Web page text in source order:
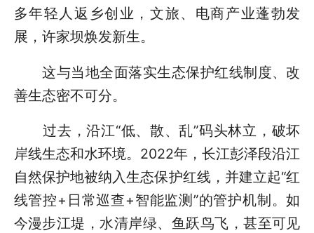
多年轻人返乡创业，文旅、电商产业蓬勃发
展，许家坝焕发新生。
这与当地全面落实生态保护红线制度、改
善生态密不可分。
过去，沿江“低、散、乱”码头林立，破坏
岸线生态和水环境。2022年，长江彭泽段沿江
自然保护地被纳入生态保护红线，并建立起“红
线管控+日常巡查+智能监测”的管护机制。如
今漫步江堤，水清岸绿、鱼跃鸟飞，甚至可见